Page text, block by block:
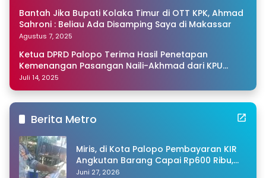
Bantah Jika Bupati Kolaka Timur di OTT KPK, Ahmad
Sahroni : Beliau Ada Disamping Saya di Makassar
Agustus 7, 2025
Ketua DPRD Palopo Terima Hasil Penetapan
Kemenangan Pasangan Naili-Akhmad dari KPU
Sulsel
Juli 14, 2025
Berita Metro
Miris, di Kota Palopo Pembayaran KIR
Angkutan Barang Capai Rp600 Ribu,
Warganet Pertanyakan Dugaan Pungli
Juni 27, 2026